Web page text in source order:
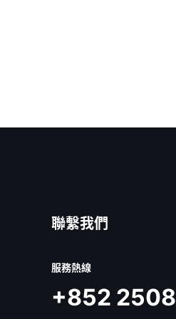
聯繫我們
服務熱線
+852